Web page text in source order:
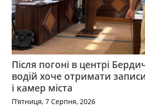
Після погоні в центрі
водій хоче отримати
і камер міста
П’ятниця, 7 Серпня, 2026